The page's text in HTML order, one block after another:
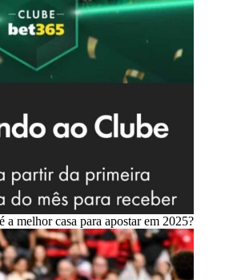
a melhor casa para apostar em 2025?